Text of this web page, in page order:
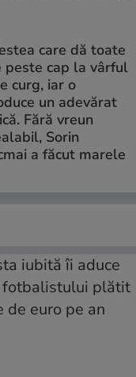
care dă toate
peste cap la vârful
curg, iar o
un adevărat
Fără vreun
Sorin
a făcut marele